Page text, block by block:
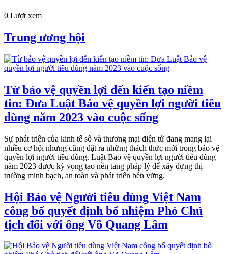
0 Lượt xem
Trung ương hội
Từ bảo vệ quyền lợi đến kiến tạo niềm
tin: Đưa Luật Bảo vệ quyền lợi người tiêu
dùng năm 2023 vào cuộc sống
Sự phát triển của kinh tế số và thương mại điện tử đang mang lại
nhiều cơ hội nhưng cũng đặt ra những thách thức mới trong bảo vệ
quyền lợi người tiêu dùng. Luật Bảo vệ quyền lợi người tiêu dùng
năm 2023 được kỳ vọng tạo nền tảng pháp lý để xây dựng thị
trường minh bạch, an toàn và phát triển bền vững.
Hội Bảo vệ Người tiêu dùng Việt Nam
công bố quyết định bổ nhiệm Phó Chủ
tịch đối với ông Võ Quang Lâm